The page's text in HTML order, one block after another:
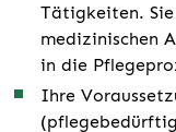
Tätigkeiten.
medizinischen
in die
Ihre